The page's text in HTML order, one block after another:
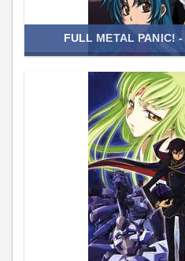
FULL METAL PANIC!